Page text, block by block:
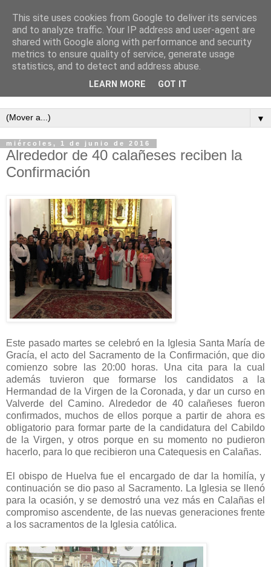
Semanario independiente de Calañas
▼
miércoles, 1 de junio de 2016
Alrededor de 40 calañeses reciben la
Confirmación
Este pasado martes se celebró en la Iglesia Santa María de
Gracía, el acto del Sacramento de la Confirmación, que dio
comienzo sobre las 20:00 horas. Una cita para la cual
además tuvieron que formarse los candidatos a la
Hermandad de la Virgen de la Coronada, y dar un curso en
Valverde del Camino. Alrededor de 40 calañeses fueron
confirmados, muchos de ellos porque a partir de ahora es
obligatorio para formar parte de la candidatura del Cabildo
de la Virgen, y otros porque en su momento no pudieron
hacerlo, para lo que recibieron una Catequesis en Calañas.
El obispo de Huelva fue el encargado de dar la homilía, y
continuación se dio paso al Sacramento. La Iglesia se llenó
para la ocasión, y se demostró una vez más en Calañas el
compromiso ascendente, de las nuevas generaciones frente
a los sacramentos de la Iglesia católica.
This site uses cookies from Google to deliver its services
and to analyze traffic. Your IP address and user-agent are
shared with Google along with performance and security
metrics to ensure quality of service, generate usage
statistics, and to detect and address abuse.
LEARN MORE GOT IT